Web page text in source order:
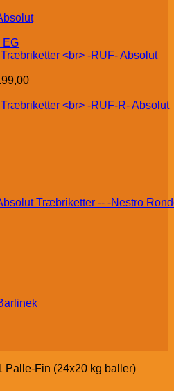
EG
Absolut
Absolut
Træbriketter -- -Nestro
Palle-Fin (24x20 kg baller)